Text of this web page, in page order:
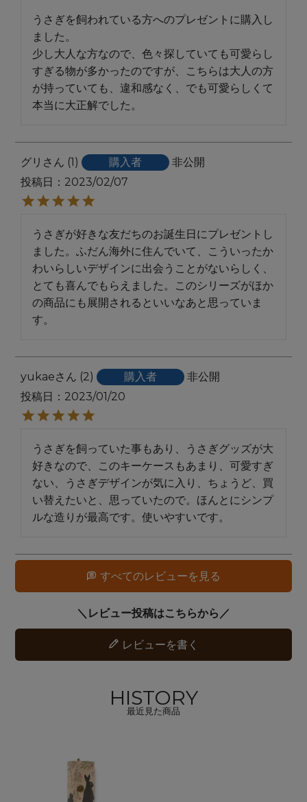
うさぎを飼われている方へのプレゼントに購入し
ました。
少し大人な方なので、色々探していても可愛らし
すぎる物が多かったのですが、こちらは大人の方
が持っていても、違和感なく、でも可愛らしくて
本当に大正解でした。
グリ 1 購入者
非公開
投稿日
2023/02/07
うさぎが好きな友だちのお誕生日にプレゼントし
ました。ふだん海外に住んでいて、こういったか
わいらしいデザインに出会うことがないらしく、
とても喜んでもらえました。このシリーズがほか
の商品にも展開されるといいなあと思っていま
す。
yukae 2 購入者
非公開
投稿日
2023/01/20
うさぎを飼っていた事もあり、うさぎグッズが大
好きなので、このキーケースもあまり、可愛すぎ
ない、うさぎデザインが気に入り、ちょうど、買
い替えたいと、思っていたので。ほんとにシンプ
ルな造りが最高です。使いやすいです。
すべてのレビューを見る
レビューを書く
HISTORY
最近見た商品